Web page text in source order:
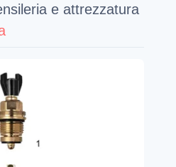
e attrezzatura